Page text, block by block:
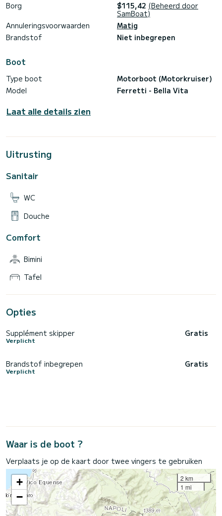
Borg
$115,42 (Beheerd door
SamBoat)
Annuleringsvoorwaarden
Matig
Brandstof
Niet inbegrepen
Boot
Type boot
Motorboot (Motorkruiser)
Model
Ferretti - Bella Vita
Laat alle details zien
Uitrusting
Sanitair
WC
Douche
Comfort
Bimini
Tafel
Opties
Supplément skipper
Verplicht
Gratis
Brandstof inbegrepen
Verplicht
Gratis
Waar is de boot ?
Verplaats je op de kaart door twee vingers te gebruiken
+
−
2 km
1 mi